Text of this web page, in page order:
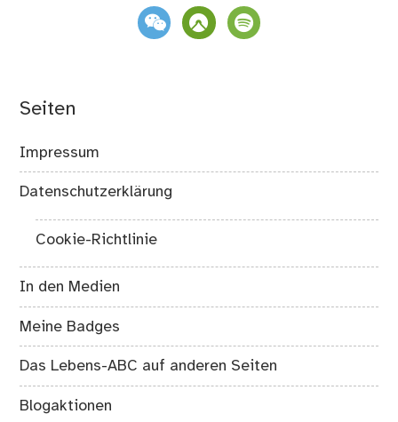
weixin komootspotify
Seiten
Impressum
Datenschutzerklärung
Cookie-Richtlinie
In den Medien
Meine Badges
Das Lebens-ABC auf anderen Seiten
Blogaktionen